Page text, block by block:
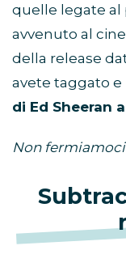
quelle legate al
avvenuto al
della release
avete taggato e
di Ed Sheeran
Non